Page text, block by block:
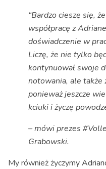
“Bardzo cieszę się,
współpracę z
doświadczenie w
Liczę, że nie tylko
kontynuował swoje
notowania, ale także
ponieważ jeszcze
kciuki i życzę
– mówi prezes
Grabowski.
My również życzymy